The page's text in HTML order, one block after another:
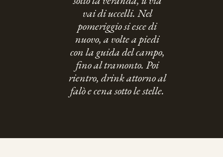
vai di uccelli. Nel
pomeriggio si esce di
nuovo, a volte a piedi
con la guida del campo,
fino al tramonto. Poi
rientro, drink attorno al
falò e cena sotto le stelle.